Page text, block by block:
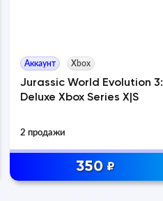
Аккаунт Xbox
Jurassic World Evolution 3:
Deluxe Xbox Series X|S
2 продажи
350 ₽